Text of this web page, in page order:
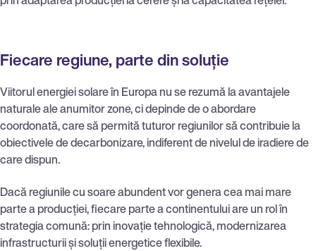
Fiecare regiune, parte din soluție
Viitorul energiei solare în Europa nu se rezumă la avantajele
naturale ale anumitor zone, ci depinde de o abordare
coordonată, care să permită tuturor regiunilor să contribuie la
obiectivele de decarbonizare, indiferent de nivelul de iradiere de
care dispun.
Dacă regiunile cu soare abundent vor genera cea mai mare
parte a producției, fiecare parte a continentului are un rol în
strategia comună: prin inovație tehnologică, modernizarea
infrastructurii și soluții energetice flexibile.